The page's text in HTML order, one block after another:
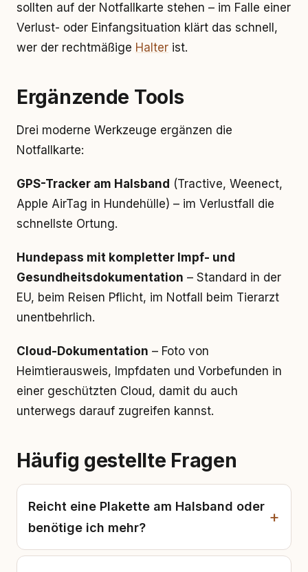
sollten auf der Notfallkarte stehen – im Falle einer
Verlust- oder Einfangsituation klärt das schnell,
wer der rechtmäßige Halter ist.
Ergänzende Tools
Drei moderne Werkzeuge ergänzen die
Notfallkarte:
GPS-Tracker am Halsband (Tractive, Weenect,
Apple AirTag in Hundehülle) – im Verlustfall die
schnellste Ortung.
Hundepass mit kompletter Impf- und
Gesundheitsdokumentation – Standard in der
EU, beim Reisen Pflicht, im Notfall beim Tierarzt
unentbehrlich.
Cloud-Dokumentation – Foto von
Heimtierausweis, Impfdaten und Vorbefunden in
einer geschützten Cloud, damit du auch
unterwegs darauf zugreifen kannst.
Häufig gestellte Fragen
Reicht eine Plakette am Halsband oder
benötige ich mehr?